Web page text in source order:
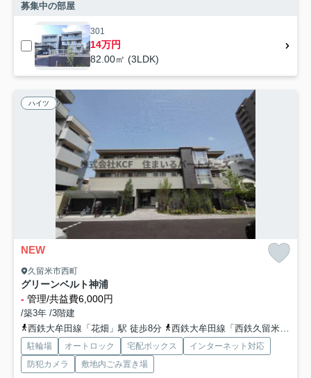
募集中の部屋
301
14万円
82.00㎡ (3LDK)
ハイツ
NEW
久留米市西町
グリーンベルト神浦
- 管理/共益費6,000円
/築3年 /3階建
西鉄大牟田線「花畑」駅 徒歩8分
西鉄大牟田線「西鉄久留米」駅 徒歩11分
駐輪場 オートロック 宅配ボックス
インターネット対応
防犯カメラ
敷地内ごみ置き場